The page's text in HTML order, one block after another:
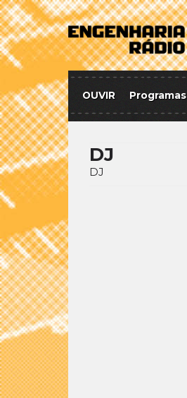
OUVIR Programas
DJ
DJ